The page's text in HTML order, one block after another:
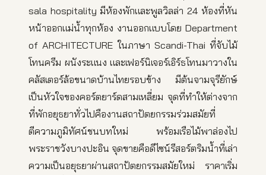
sala hospitality มีห้องพักและพูลวิลล่า 24 ห้องที่หัน
หน้าออกแม่น้ำทุกห้อง งานออกแบบโดย Department
of ARCHITECTURE ในภาษา Scandi-Thai ที่จับไม้
โทนครีม ผนังระแนง และเฟอร์นิเจอร์เอิร์ธโทนมาวางใน
คลัสเตอร์ล้อขนาดบ้านไทยรอบข้าง มีต้นจามจุรียักษ์
เป็นหัวใจของคอร์ตยาร์ดสามเหลี่ยม จุดที่ทำให้ต่างจาก
ที่พักอยุธยาทั่วไปคืองานสถาปัตยกรรมร่วมสมัยที่
ตีความภูมิทัศน์ชนบทใหม่ พร้อมเรือไม้พาล่องไป
พระราชวังบางปะอิน จุดขายคือดีไซน์รีสอร์ตริมน้ำที่เล่า
ความเป็นอยุธยาผ่านสถาปัตยกรรมสมัยใหม่ ราคาเริ่ม